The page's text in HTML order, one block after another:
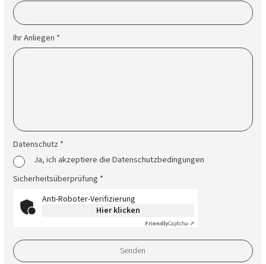
Ihr Anliegen *
Datenschutz *
Ja, ich akzeptiere die Datenschutzbedingungen
Sicherheitsüberprüfung *
Anti-Roboter-Verifizierung
Hier klicken
FriendlyCaptcha ⇗